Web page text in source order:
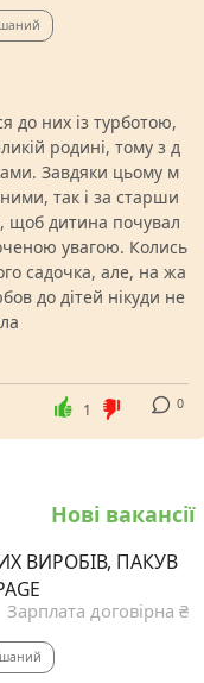
до них із турботою,
родині, тому з д
Завдяки цьому м
так і за старши
щоб дитина почувал
увагою. Колись
садочка, але, на жа
до дітей нікуди не
0
1
Нові вакансії
ВИРОБІВ, ПАКУВ
Зарплата договірна ₴